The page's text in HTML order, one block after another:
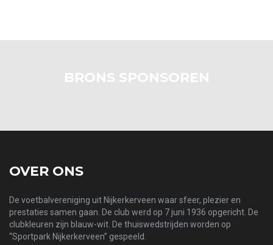
BRONS SPONSOREN
OVER ONS
De voetbalvereniging uit Nijkerkerveen waar sfeer, plezier en
prestaties samen gaan. De club werd op 7 juni 1936 opgericht. De
clubkleuren zijn blauw-wit. De thuiswedstrijden worden op
“Sportpark Nijkerkerveen” gespeeld.